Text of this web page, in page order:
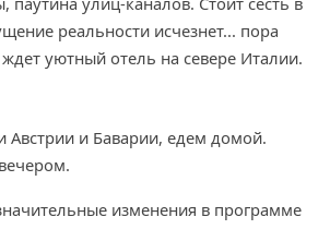
реальности исчезнет... пора
уютный отель на севере Италии.
Австрии и Баварии, едем домой.
изменения в программе